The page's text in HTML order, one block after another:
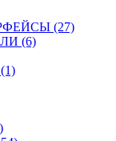
(27)
(6)